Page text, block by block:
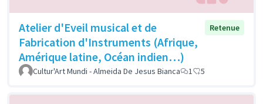
Atelier d'Eveil musical et de
Fabrication d'Instruments (Afrique,
Amérique latine, Océan indien…)
Retenue
Cultur'Art Mundi - Almeida De Jesus Bianca 1 5